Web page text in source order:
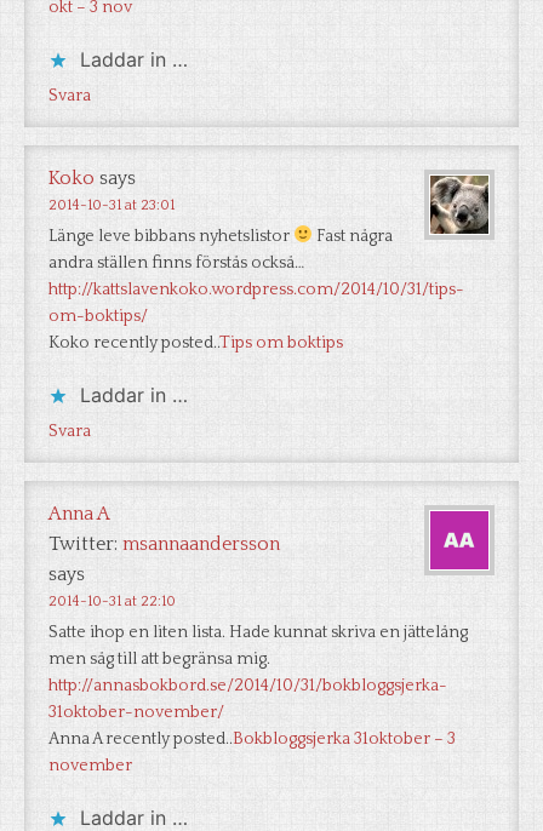
okt – 3 nov
Laddar in …
Svara
Koko says
2014-10-31 at 23:01
Länge leve bibbans nyhetslistor
Fast några
andra ställen finns förstås också…
http://kattslavenkoko.wordpress.com/2014/10/31/tips-
om-boktips/
Koko recently posted..Tips om boktips
Laddar in …
Svara
Anna A
Twitter: msannaandersson
says
2014-10-31 at 22:10
Satte ihop en liten lista. Hade kunnat skriva en jättelång
men såg till att begränsa mig.
http://annasbokbord.se/2014/10/31/bokbloggsjerka-
31oktober-november/
Anna A recently posted..Bokbloggsjerka 31oktober – 3
november
Laddar in …